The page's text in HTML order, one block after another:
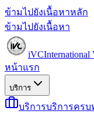
ข้ามไปยังเนื้อหาหลัก
ข้ามไปยังเนื้อหา
iVCInternational
หน้าแรก
บริการ
บริการบริการครบ